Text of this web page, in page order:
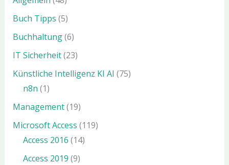
Buch Tipps (5)
Buchhaltung(6)
IT Sicherheit(23)
Künstliche Intelligenz KI AI (75)
n8n (1)
Management(19)
Microsoft Access (119)
Access 2016 (14)
Access 2019 (9)